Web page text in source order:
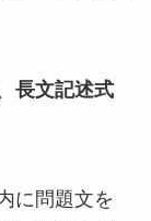
長文記述式
に問題文を